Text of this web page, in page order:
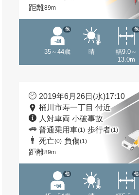
距離89m
35～44歳
他
晴
幅9.0～
13.0m
他
2019年6月26日(水)17:10
桶川市寿一丁目 付近
人対車両 小破事故
普通乗用車(1) 歩行者(1)
死亡(0) 負傷(1)
距離89m
他 他